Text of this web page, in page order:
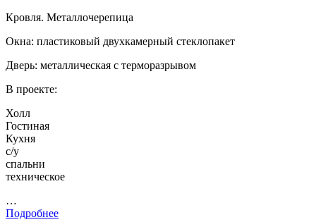
Кровля. Металлочерепица
Окна: пластиковый двухкамерный стеклопакет
Дверь: металлическая с терморазрывом
В проекте:
Холл
Гостиная
Кухня
с/у
спальни
техническое
…
Подробнее